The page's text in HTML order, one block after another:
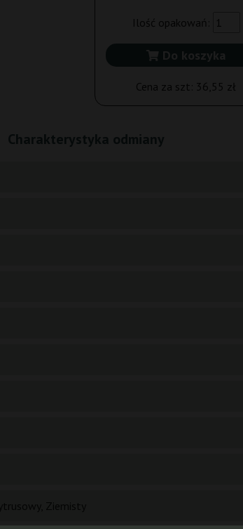
Ilość opakowań:
Do koszyka
Cena za szt: 36,55 zł
Charakterystyka odmiany